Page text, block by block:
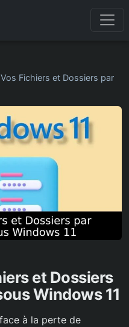
Fichiers et Dossiers par
et Dossiers
Windows 11
à la perte de